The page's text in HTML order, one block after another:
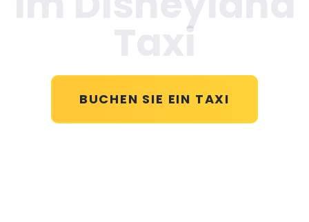
Taxi
BUCHEN SIE EIN TAXI